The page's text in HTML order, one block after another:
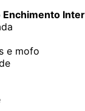
e mofo